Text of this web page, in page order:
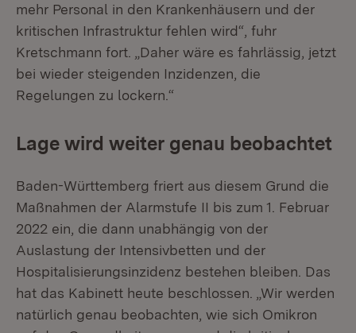
mehr Personal in den Krankenhäusern und der
kritischen Infrastruktur fehlen wird“, fuhr
Kretschmann fort. „Daher wäre es fahrlässig, jetzt
bei wieder steigenden Inzidenzen, die
Regelungen zu lockern.“
Lage wird weiter genau beobachtet
Baden-Württemberg friert aus diesem Grund die
Maßnahmen der Alarmstufe II bis zum 1. Februar
2022 ein, die dann unabhängig von der
Auslastung der Intensivbetten und der
Hospitalisierungsinzidenz bestehen bleiben. Das
hat das Kabinett heute beschlossen. „Wir werden
natürlich genau beobachten, wie sich Omikron